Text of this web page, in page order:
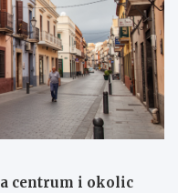
centrum i okolic